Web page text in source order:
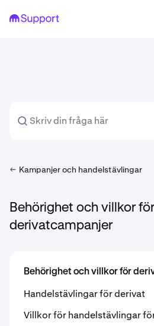
Kampanjer och handelstävlingar
Behörighet och villkor för
derivatcampanjer
Behörighet och villkor för
Handelstävlingar för derivat
Villkor för handelstävlingar